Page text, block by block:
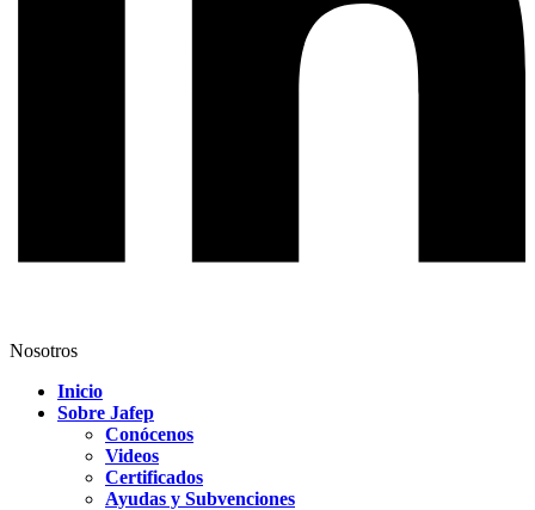
Nosotros
Inicio
Sobre Jafep
Conócenos
Videos
Certificados
Ayudas y Subvenciones